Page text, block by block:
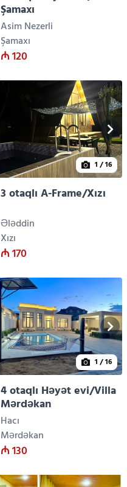
Şamaxı
Asim Nezerli
Şamaxı
₼ 120
1 / 16
3 otaqlı A-Frame/Xızı
Ələddin
Xızı
₼ 170
1 / 16
4 otaqlı Həyət evi/Villa
Mərdəkan
Hacı
Mərdəkan
₼ 130